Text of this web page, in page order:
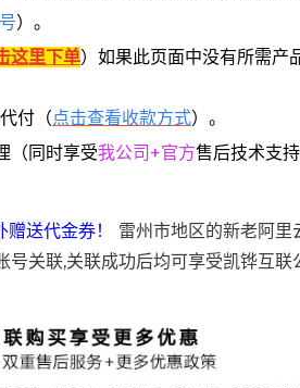
）。
这里下单） 如果此页面中没有所需产
付（点击查看收款方式）。
（同时享受我公司+官方售后技术支持
送代金券！ 雷州市地区的新老阿里
号关联,关联成功后均可享受凯铧互联